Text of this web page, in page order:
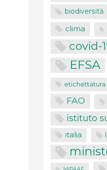
biodiversità
clima
covid-
EFSA
etichettatura
FAO
istituto
italia